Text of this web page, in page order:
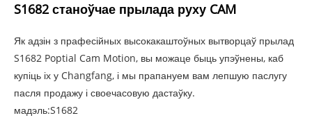
S1682 станоўчае прылада руху CAM
Як адзін з прафесійных высокакаштоўных вытворцаў прылад
S1682 Poptial Cam Motion, вы можаце быць упэўнены, каб
купіць іх у Changfang, і мы прапануем вам лепшую паслугу
пасля продажу і своечасовую дастаўку.
мадэль:S1682